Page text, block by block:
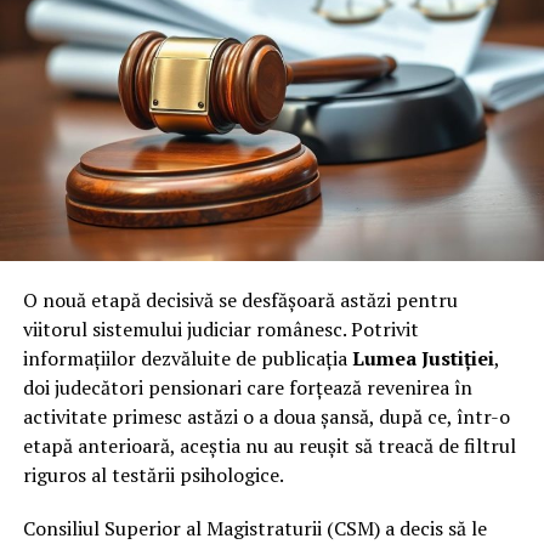
unde-i lege (penală), e și loc de o funcție în plus.
Întregul tablou este vegheat de „aristocrația” eternă a
dreptului: Ovidiu-Vasile Predescu tronează ca
Președinte de onoare, în timp ce Nicolae Grofu exercită
funcția de Președinte executiv.
Și pentru ca tabloul să fie complet „academic”, Prim-
vicepreședinte este nimeni altul decât Tudorel Toader.
Da, ați citit bine! Omul care a redefinit concepte juridice
„știința” se face ca la carte – cartea lor de vizită, desigur.
Armata de „Vipi” și Cenzorii: Un
Consiliu Director mai mare decât o
primărie de comună
trei oameni, vă înșelați amarnic. Setea de funcții este
O nouă etapă decisivă se desfășoară astăzi pentru
viitorul sistemului judiciar românesc. Potrivit
informațiilor dezvăluite de publicațiaLumea Justiției,
doi judecători pensionari care forțează revenirea în
activitate primesc astăzi o a doua șansă, după ce, într-o
etapă anterioară, aceștia nu au reușit să treacă de filtrul
riguros al testării psihologice.
Consiliul Superior al Magistraturii (CSM) a decis să le